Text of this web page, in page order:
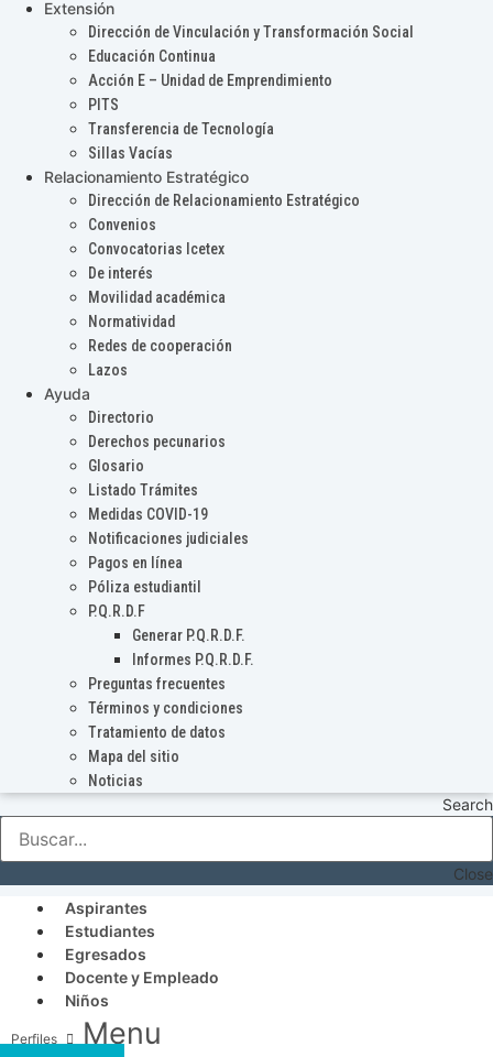
Extensión
Dirección de Vinculación y Transformación Social
Educación Continua
Acción E – Unidad de Emprendimiento
PITS
Transferencia de Tecnología
Sillas Vacías
Relacionamiento Estratégico
Dirección de Relacionamiento Estratégico
Convenios
Convocatorias Icetex
De interés
Movilidad académica
Normatividad
Redes de cooperación
Lazos
Ayuda
Directorio
Derechos pecunarios
Glosario
Listado Trámites
Medidas COVID-19
Notificaciones judiciales
Pagos en línea
Póliza estudiantil
P.Q.R.D.F
Generar P.Q.R.D.F.
Informes P.Q.R.D.F.
Preguntas frecuentes
Términos y condiciones
Tratamiento de datos
Mapa del sitio
Noticias
Search
Close
Aspirantes
Estudiantes
Egresados
Docente y Empleado
Niños
Menu